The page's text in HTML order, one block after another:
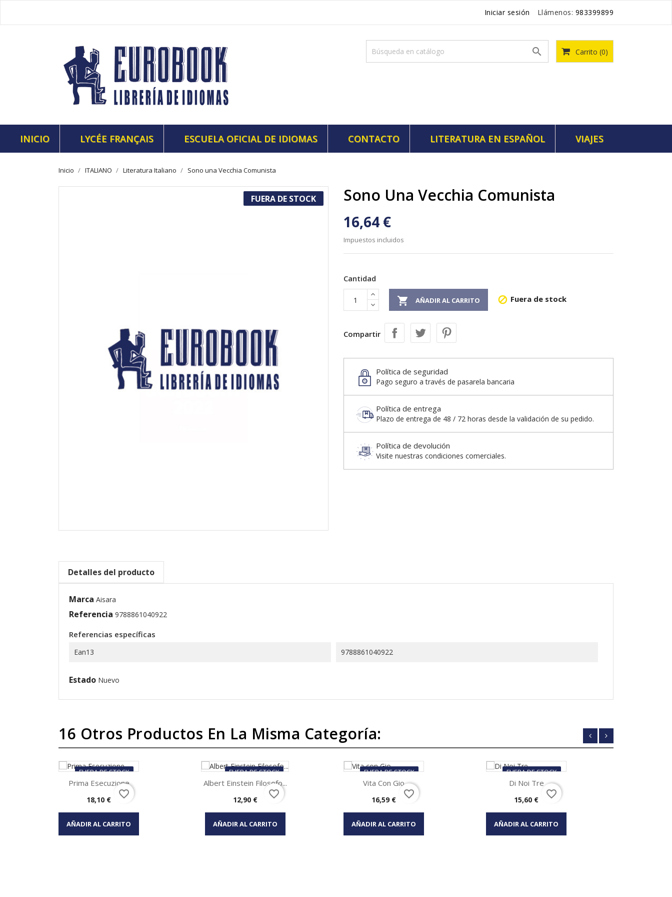
Iniciar sesión Llámenos: 983399899
Carrito (0)

INICIO LYCÉE FRANÇAIS ESCUELA OFICIAL DE IDIOMAS CONTACTO LITERATURA EN ESPAÑOL VIAJES
Inicio ITALIANO Literatura Italiano Sono una Vecchia Comunista
FUERA DE STOCK Sono Una Vecchia Comunista
16,64 €
Impuestos incluidos
Cantidad
 AÑADIR AL CARRITO  Fuera de stock
Compartir
Política de seguridad
Pago seguro a través de pasarela bancaria
Política de entrega
Plazo de entrega de 48 / 72 horas desde la validación de su pedido.
Política de devolución
Visite nuestras condiciones comerciales.
Detalles del producto
Marca Aisara
Referencia 9788861040922
Referencias específicas
Ean13 9788861040922
Estado Nuevo
16 Otros Productos En La Misma Categoría:
FUERA DE STOCK
Vista rápida
Prima Esecuzione
Precio
18,10 €
AÑADIR AL CARRITO
favorite_border
FUERA DE STOCK
Vista rápida
Albert Einstein Filosofo...
Precio
12,90 €
AÑADIR AL CARRITO
favorite_border
FUERA DE STOCK
Vista rápida
Vita Con Gio
Precio
16,59 €
AÑADIR AL CARRITO
favorite_border
FUERA DE STOCK
Vista rápida
Di Noi Tre
Precio
15,60 €
AÑADIR AL CARRITO
favorite_border